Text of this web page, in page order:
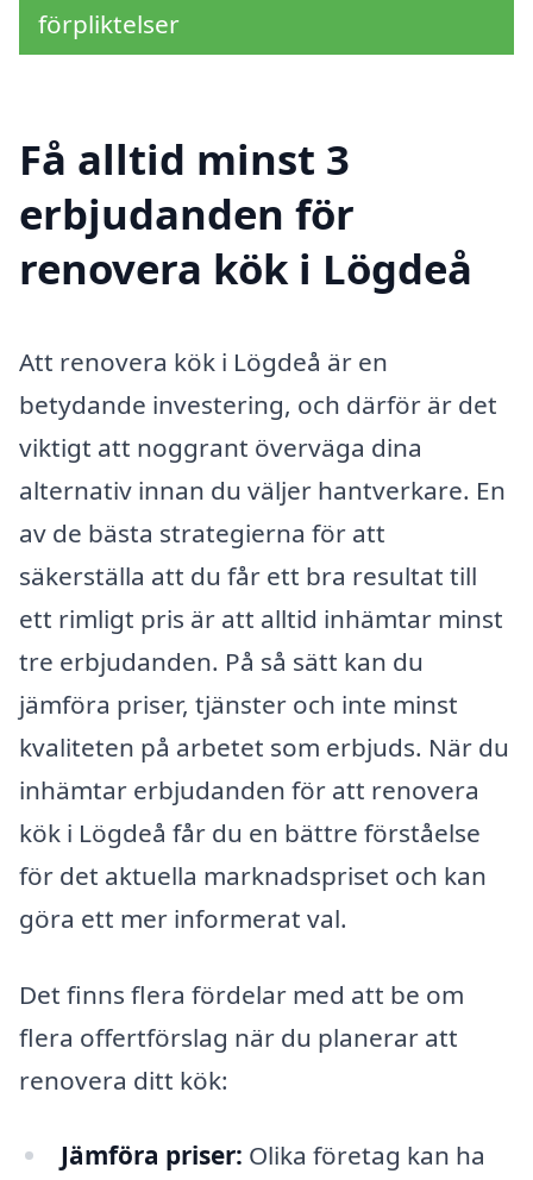
förpliktelser
Få alltid minst 3
erbjudanden för
renovera kök i Lögdeå
Att renovera kök i Lögdeå är en
betydande investering, och därför är det
viktigt att noggrant överväga dina
alternativ innan du väljer hantverkare. En
av de bästa strategierna för att
säkerställa att du får ett bra resultat till
ett rimligt pris är att alltid inhämtar minst
tre erbjudanden. På så sätt kan du
jämföra priser, tjänster och inte minst
kvaliteten på arbetet som erbjuds. När du
inhämtar erbjudanden för att renovera
kök i Lögdeå får du en bättre förståelse
för det aktuella marknadspriset och kan
göra ett mer informerat val.
Det finns flera fördelar med att be om
flera offertförslag när du planerar att
renovera ditt kök:
Jämföra priser: Olika företag kan ha